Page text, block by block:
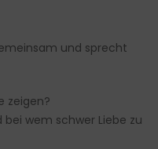
und sprecht
zeigen?
wem schwer Liebe zu